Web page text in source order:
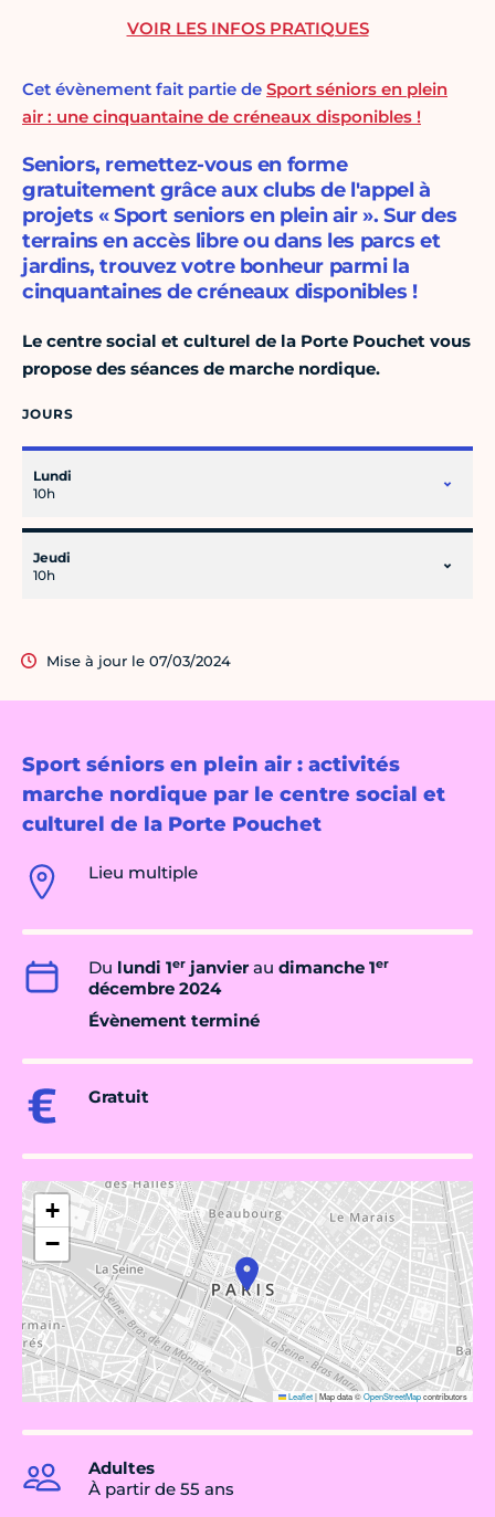
Sport séniors en plein air : activités
marche nordique par le centre social et
culturel de la Porte Pouchet
Lieu multiple
Du lundi 1er janvierau dimanche 1er
décembre 2024
Évènement terminé
Gratuit
+
−
Leaflet|Map data ©OpenStreetMapcontributors
Adultes
À partir de 55 ans
Cet évènement fait partie de Sport séniors en plein
air : une cinquantaine de créneaux disponibles !
Seniors, remettez-vous en forme
gratuitement grâce aux clubs de l'appel à
projets « Sport seniors en plein air ». Sur des
terrains en accès libre ou dans les parcs et
jardins, trouvez votre bonheur parmi la
cinquantaines de créneaux disponibles !
Le centre social et culturel de la Porte Pouchet vous
propose des séances de marche nordique.
JOURS
Lundi
10h
Jeudi
10h
Mise à jour le 07/03/2024
VOIR LES INFOS PRATIQUES